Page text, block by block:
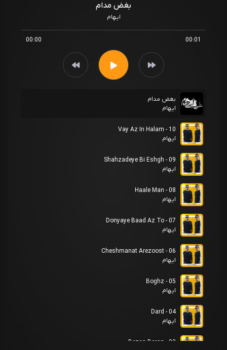
بغض مدام
ایهام
00:00 00:01
بغض مدام
ایهام
10 - Vay Az In Halam
ایهام
09 - Shahzadeye Bi Eshgh
ایهام
08 - Haale Man
ایهام
07 - Donyaye Baad Az To
ایهام
06 - Cheshmanat Arezoost
ایهام
05 - Boghz
ایهام
04 - Dard
ایهام
03 - Bezan Baran